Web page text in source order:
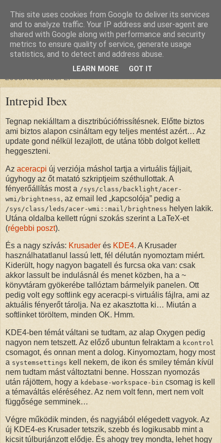
glanthor
egy tündebarát a való világban
2008. november 2.
Intrepid Ibex
Tegnap nekiálltam a disztribúciófrissítésnek. Előtte biztos
ami biztos alapon csináltam egy teljes mentést azért… Az
update gond nélkül lezajlott, de utána több dolgot kellett
heggeszteni.
Az aceracpi új verziója máshol tartja a virtuális fájljait,
úgyhogy az őt matató szkriptjeim széthullottak. A
fényerőállítás most a /sys/class/backlight/acer-
wmi/brightness, az email led „kapcsolója” pedig a
/sys/class/leds/acer-wmi::mail/brightness helyen lakik.
Utána oldalba kellett rúgni szokás szerint a LaTeX-et
(régebbi poszt).
És a nagy szívás: Krusader és KDE4. A Krusader
használhatatlanul lassú lett, fél délután nyomoztam miért.
Kiderült, hogy nagyon bagatell és furcsa oka van: csak
akkor lassult be indulásnál és menet közben, ha a ~
könyvtáram gyökerébe tallóztam bármelyik panelen. Ott
pedig volt egy softlink egy aceracpi-s virtuális fájlra, ami az
aktuális fényerőt tárolja. Na ez akasztotta ki… Miután a
softlinket töröltem, minden OK. Hmm.
KDE4-ben témát váltani se tudtam, az alap Oxygen pedig
nagyon nem tetszett. Az előző ubuntun felraktam a kcontrol
csomagot, és onnan ment a dolog. Kinyomoztam, hogy most
a systemsettings kell nekem, de ikon és smiley témán kívül
nem tudtam mást változtatni benne. Hosszan nyomozás
után rájöttem, hogy a kdebase-workspace-bin csomag is kell
a témaváltás eléréséhez. Az nem volt fenn, mert nem volt
függősége semminek…
Végre működik minden, és nagyjából elégedett vagyok. Az
új KDE4-es Krusader tetszik, szebb és logikusabb mint a
kicsit túlburjánzott elődje. És ahogy trey mondta, lehet hogy
This site uses cookies from Google to deliver its services
and to analyze traffic. Your IP address and user-agent are
shared with Google along with performance and security
metrics to ensure quality of service, generate usage
statistics, and to detect and address abuse.
LEARN MORE GOT IT